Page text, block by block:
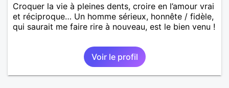
Croquer la vie à pleines dents, croire en l’amour vrai
et réciproque… Un homme sérieux, honnête / fidèle,
qui saurait me faire rire à nouveau, est le bien venu !
Voir le profil